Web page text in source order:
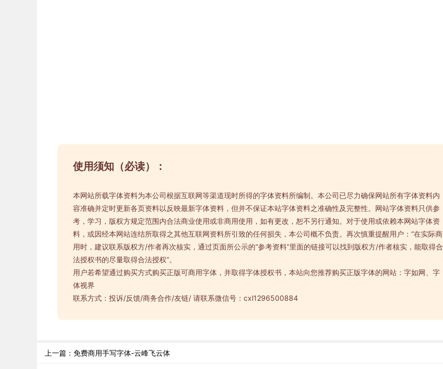
使用须知（必读）：
本网站所载字体资料为本公司根据互联网等渠道现时所得的字体资料所编制。本公司已尽力确保网站所有字体资料内
容准确并定时更新各页资料以反映最新字体资料，但并不保证本站字体资料之准确性及完整性。网站字体资料只供参
考，学习，版权方规定范围内合法商业使用或非商用使用，如有更改，恕不另行通知。对于使用或依赖本网站字体资
料，或因经本网站连结所取得之其他互联网资料所引致的任何损失，本公司概不负责。再次慎重提醒用户：“在实际商
用时，建议联系版权方/作者再次核实，通过页面所公示的“参考资料”里面的链接可以找到版权方/作者核实，能取得合
法授权书的尽量取得合法授权”。
用户若希望通过购买方式购买正版可商用字体，并取得字体授权书，本站向您推荐购买正版字体的网站：字如网、字
体视界
联系方式：投诉/反馈/商务合作/友链/ 请联系微信号：cxl1296500884
上一篇：免费商用手写字体-云峰飞云体